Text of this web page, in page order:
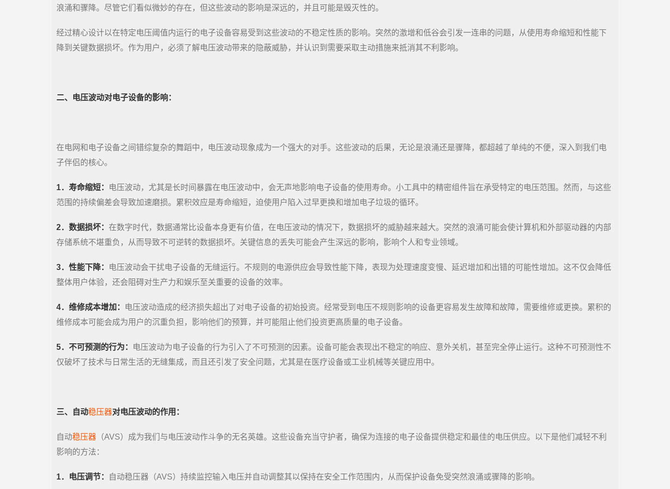
浪涌和骤降。尽管它们看似微妙的存在，但这些波动的影响是深远的，并且可能是毁灭性的。
经过精心设计以在特定电压阈值内运行的电子设备容易受到这些波动的不稳定性质的影响。突然的激增和低谷会引发一连串的问题，从使用寿命缩短和性能下
降到关键数据损坏。作为用户，必须了解电压波动带来的隐蔽威胁，并认识到需要采取主动措施来抵消其不利影响。
二、电压波动对电子设备的影响：
在电网和电子设备之间错综复杂的舞蹈中，电压波动现象成为一个强大的对手。这些波动的后果，无论是浪涌还是骤降，都超越了单纯的不便，深入到我们电
子伴侣的核心。
1．寿命缩短：
电压波动，尤其是长时间暴露在电压波动中，会无声地影响电子设备的使用寿命。小工具中的精密组件旨在承受特定的电压范围。然而，与这些
范围的持续偏差会导致加速磨损。累积效应是寿命缩短，迫使用户陷入过早更换和增加电子垃圾的循环。
2．数据损坏： 在数字时代，数据通常比设备本身更有价值，在电压波动的情况下，数据损坏的威胁越来越大。突然的浪涌可能会使计算机和外部驱动器的内部
存储系统不堪重负，从而导致不可逆转的数据损坏。关键信息的丢失可能会产生深远的影响，影响个人和专业领域。
3．性能下降：
电压波动会干扰电子设备的无缝运行。不规则的电源供应会导致性能下降，表现为处理速度变慢、延迟增加和出错的可能性增加。这不仅会降低
整体用户体验，还会阻碍对生产力和娱乐至关重要的设备的效率。
4．维修成本增加：
电压波动造成的经济损失超出了对电子设备的初始投资。经常受到电压不规则影响的设备更容易发生故障和故障，需要维修或更换。累积的
维修成本可能会成为用户的沉重负担，影响他们的预算，并可能阻止他们投资更高质量的电子设备。
5．不可预测的行为：
电压波动为电子设备的行为引入了不可预测的因素。设备可能会表现出不稳定的响应、意外关机，甚至完全停止运行。这种不可预测性不
仅破坏了技术与日常生活的无缝集成，而且还引发了安全问题，尤其是在医疗设备或工业机械等关键应用中。
三、自动稳压器对电压波动的作用：
自动稳压器 （AVS）成为我们与电压波动作斗争的无名英雄。这些设备充当守护者，确保为连接的电子设备提供稳定和最佳的电压供应。以下是他们减轻不利
影响的方法：
1．电压调节： 自动稳压器（AVS）持续监控输入电压并自动调整其以保持在安全工作范围内，从而保护设备免受突然浪涌或骤降的影响。